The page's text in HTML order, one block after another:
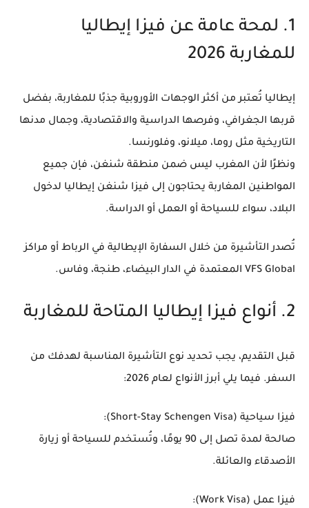
1. لمحة عامة عن فيزا إيطاليا
للمغاربة 2026
إيطاليا تُعتبر من أكثر الوجهات الأوروبية جذبًا للمغاربة، بفضل
قربها الجغرافي، وفرصها الدراسية والاقتصادية، وجمال مدنها
التاريخية مثل روما، ميلانو، وفلورنسا.
ونظرًا لأن المغرب ليس ضمن منطقة شنغن، فإن جميع
المواطنين المغاربة يحتاجون إلى فيزا شنغن إيطاليا لدخول
البلاد، سواء للسياحة أو العمل أو الدراسة.
تُصدر التأشيرة من خلال السفارة الإيطالية في الرباط أو مراكز
VFS Global المعتمدة في الدار البيضاء، طنجة، وفاس.
2. أنواع فيزا إيطاليا المتاحة للمغاربة
قبل التقديم، يجب تحديد نوع التأشيرة المناسبة لهدفك من
السفر. فيما يلي أبرز الأنواع لعام 2026:
فيزا سياحية (Short-Stay Schengen Visa):
صالحة لمدة تصل إلى 90 يومًا، وتُستخدم للسياحة أو زيارة
الأصدقاء والعائلة.
فيزا عمل (Work Visa):